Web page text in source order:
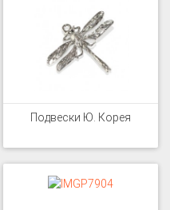
Подвески Ю. Корея